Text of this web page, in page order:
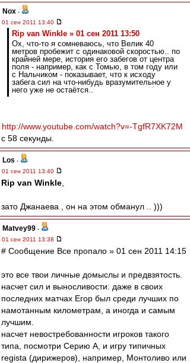
Nox -
01 сен 2011 13:40
Rip van Winkle » 01 сен 2011 13:50
Ох, что-то я сомневаюсь, что Велик 40
метров пробежит с одинаковой скоростью.. по
крайней мере, история его забегов от центра
поля - например, как с Томью, в том году или
с Нальчиком - показывает, что к исходу
забега сил на что-нибудь вразумительное у
него уже не остаётся..
http://www.youtube.com/watch?v=-TgfR7XK72M
с 58 секунды.
Los -
01 сен 2011 13:40
Rip van Winkle
зато Джанаева , он на этом обманул .. )))
Matvey99 -
01 сен 2011 13:38
# Сообщение Все пропало » 01 сен 2011 14:15
это все твои личные домыслы и предвзятость.
насчет сил и выносливости: даже в своих
последних матчах Егор был среди лучших по
намотанным километрам, а иногда и самым
лучшим.
насчет невостребованности игроков такого
типа, посмотри Серию А, и игру типичных
regista (дирижеров), например, Монтоливо или